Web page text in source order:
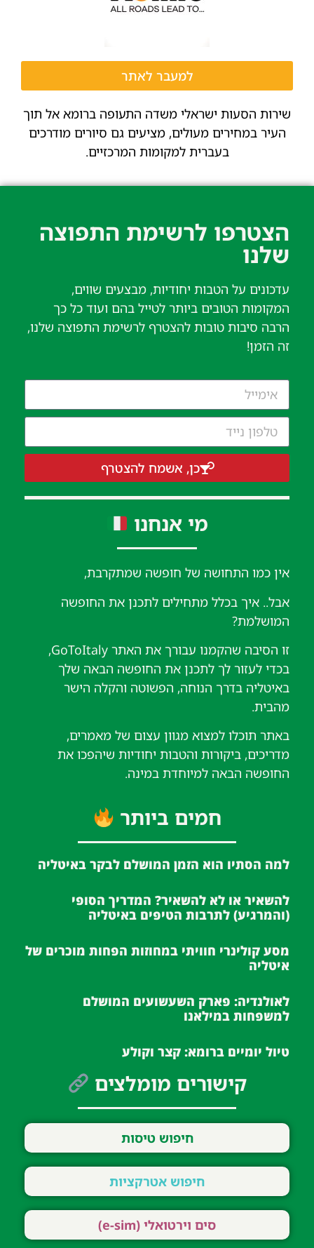
למעבר לאתר
שירות הסעות ישראלי משדה התעופה ברומא אל תוך
העיר במחירים מעולים, מציעים גם סיורים מודרכים
בעברית למקומות המרכזיים.
הצטרפו לרשימת התפוצה
שלנו​
עדכונים על הטבות יחודיות, מבצעים שווים,
המקומות הטובים ביותר לטייל בהם ועוד כל כך
הרבה סיבות טובות להצטרף לרשימת התפוצה שלנו,
זה הזמן!
כן, אשמח להצטרף
מי אנחנו
אין כמו התחושה של חופשה שמתקרבת,
אבל.. איך בכלל מתחילים לתכנן את החופשה
המושלמת?
זו הסיבה שהקמנו עבורך את האתר GoToItaly,
בכדי לעזור לך לתכנן את החופשה הבאה שלך
באיטליה בדרך הנוחה, הפשוטה והקלה הישר
מהבית.
באתר תוכלו למצוא מגוון עצום של מאמרים,
מדריכים, ביקורות והטבות יחודיות שיהפכו את
החופשה הבאה למיוחדת במינה.
חמים ביותר
למה הסתיו הוא הזמן המושלם לבקר באיטליה
להשאיר או לא להשאיר? המדריך הסופי
(והמרגיע) לתרבות הטיפים באיטליה
מסע קולינרי חוויתי במחוזות הפחות מוכרים של
איטליה
לאולנדיה: פארק השעשועים המושלם
למשפחות במילאנו
טיול יומיים ברומא: קצר וקולע
קישורים מומלצים
חיפוש טיסות
חיפוש אטרקציות
סים וירטואלי (e-sim)